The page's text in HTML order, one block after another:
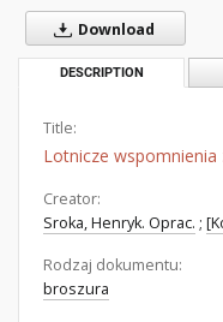
Download
DESCRIPTION
Title:
Lotnicze wspomnienia
Creator:
Sroka, Henryk. Oprac. ;
Rodzaj dokumentu:
broszura